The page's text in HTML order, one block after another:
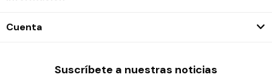
Cuenta
Suscríbete a nuestras noticias